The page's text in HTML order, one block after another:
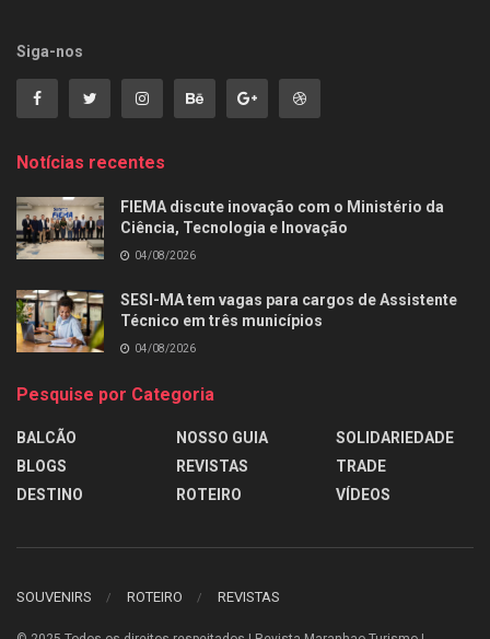
Siga-nos
Notícias recentes
FIEMA discute inovação com o Ministério da
Ciência, Tecnologia e Inovação
04/08/2026
SESI-MA tem vagas para cargos de Assistente
Técnico em três municípios
04/08/2026
Pesquise por Categoria
BALCÃO
BLOGS
DESTINO
NOSSO GUIA
REVISTAS
ROTEIRO
SOLIDARIEDADE
TRADE
VÍDEOS
SOUVENIRS ROTEIRO REVISTAS